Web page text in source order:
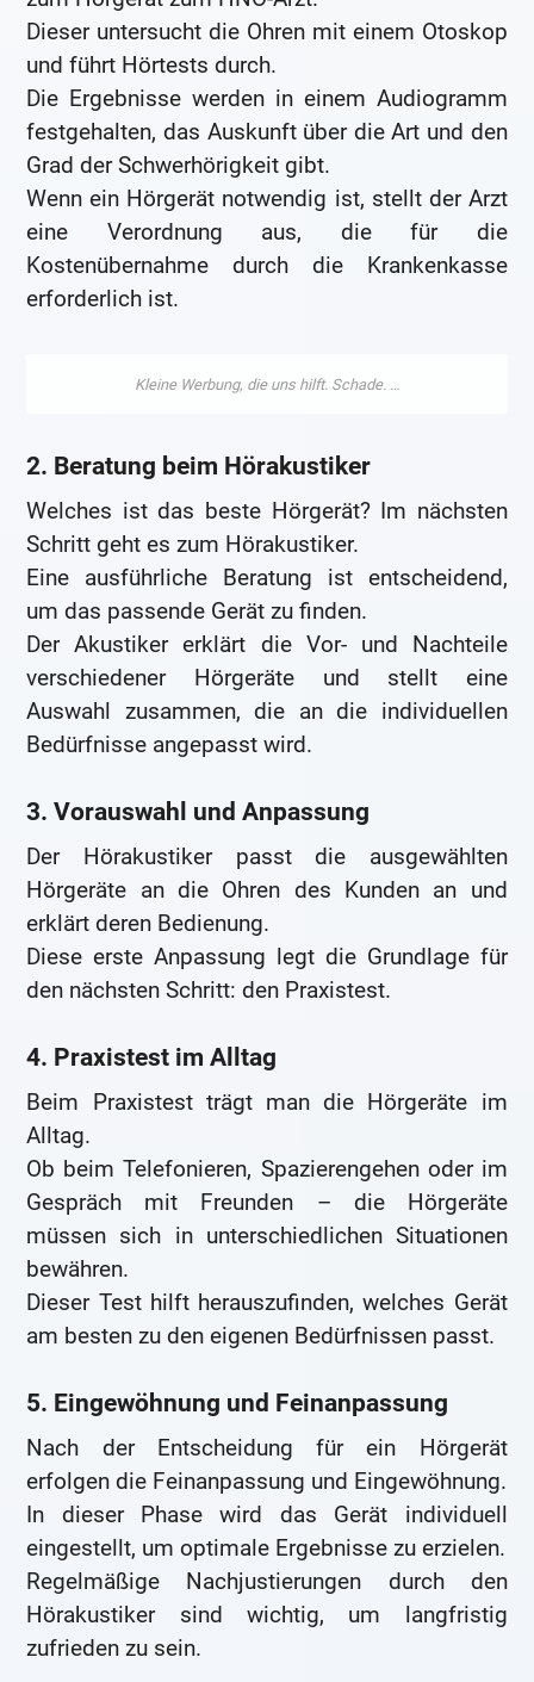
Dieser untersucht die Ohren mit einem Otoskop
und führt Hörtests durch.
Die Ergebnisse werden in einem Audiogramm
festgehalten, das Auskunft über die Art und den
Grad der Schwerhörigkeit gibt.
Wenn ein Hörgerät notwendig ist, stellt der Arzt
eine Verordnung aus, die für die
Kostenübernahme durch die Krankenkasse
erforderlich ist.
2. Beratung beim Hörakustiker
Welches ist das beste Hörgerät? Im nächsten
Schritt geht es zum Hörakustiker.
Eine ausführliche Beratung ist entscheidend,
um das passende Gerät zu finden.
Der Akustiker erklärt die Vor- und Nachteile
verschiedener Hörgeräte und stellt eine
Auswahl zusammen, die an die individuellen
Bedürfnisse angepasst wird.
3. Vorauswahl und Anpassung
Der Hörakustiker passt die ausgewählten
Hörgeräte an die Ohren des Kunden an und
erklärt deren Bedienung.
Diese erste Anpassung legt die Grundlage für
den nächsten Schritt: den Praxistest.
4. Praxistest im Alltag
Beim Praxistest trägt man die Hörgeräte im
Alltag.
Ob beim Telefonieren, Spazierengehen oder im
Gespräch mit Freunden – die Hörgeräte
müssen sich in unterschiedlichen Situationen
bewähren.
Dieser Test hilft herauszufinden, welches Gerät
am besten zu den eigenen Bedürfnissen passt.
5. Eingewöhnung und Feinanpassung
Nach der Entscheidung für ein Hörgerät
erfolgen die Feinanpassung und Eingewöhnung.
In dieser Phase wird das Gerät individuell
eingestellt, um optimale Ergebnisse zu erzielen.
Regelmäßige Nachjustierungen durch den
Hörakustiker sind wichtig, um langfristig
zufrieden zu sein.